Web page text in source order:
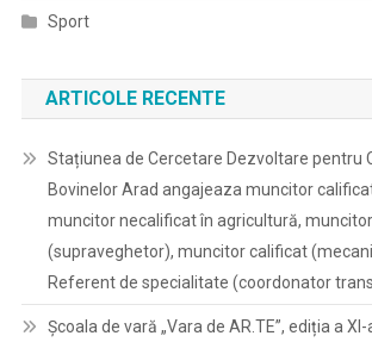
Sport
ARTICOLE RECENTE
Stațiunea de Cercetare Dezvoltare pentru
Bovinelor Arad angajeaza muncitor
muncitor necalificat în agricultură,
(supraveghetor), muncitor calificat
Referent de specialitate (coordonator
Școala de vară „Vara de AR.TE”, ediția a